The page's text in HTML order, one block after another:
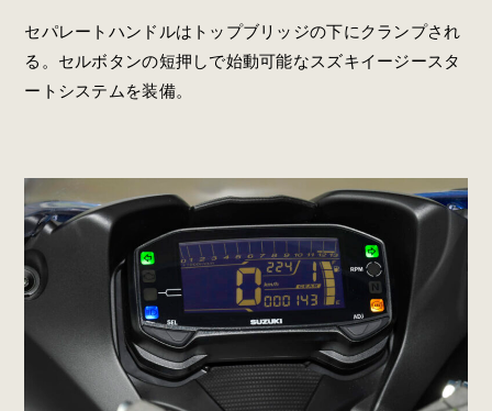
セパレートハンドルはトップブリッジの下にクランプされ
る。セルボタンの短押しで始動可能なスズキイージースタ
ートシステムを装備。